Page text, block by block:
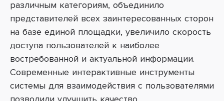
различным категориям, объединило
представителей всех заинтересованных сторон
на базе единой площадки, увеличило скорость
доступа пользователей к наиболее
востребованной и актуальной информации.
Современные интерактивные инструменты
системы для взаимодействия с пользователями